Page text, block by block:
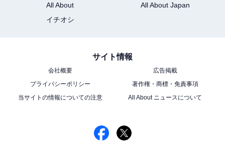
唇が魅力的だと思う「嵐のメンバー」ランキン
All About
All About Japan
イチオシ
サイト情報
会社概要
広告掲載
プライバシーポリシー
著作権・商標・免責事項
当サイトの情報についての注意
All About ニュースについて